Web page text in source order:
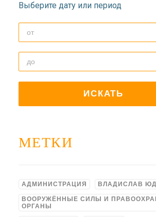
Выберите дату или период
МЕТКИ
АДМИНИСТРАЦИЯ ВЛАДИСЛАВ
ВООРУЖЁННЫЕ СИЛЫ И
ОРГАНЫ